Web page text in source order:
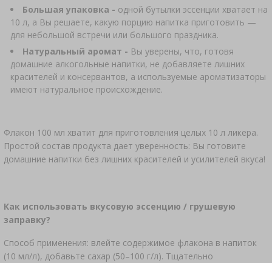
ЭТИКЕТКИ
Большая упаковка - одной бутылки эссенции хватает на
10 л, а Вы решаете, какую порцию напитка приготовить —
для небольшой встречи или большого праздника.
Натуральный аромат - Вы уверены, что, готовя
домашние алкогольные напитки, не добавляете лишних
красителей и консервантов, а используемые ароматизаторы
имеют натуральное происхождение.
Флакон 100 мл хватит для приготовления целых 10 л ликера.
Простой состав продукта дает уверенность: Вы готовите
домашние напитки без лишних красителей и усилителей вкуса!
Как использовать вкусовую эссенцию / грушевую
заправку?
Способ применения: влейте содержимое флакона в напиток
(10 мл/л), добавьте сахар (50–100 г/л). Тщательно